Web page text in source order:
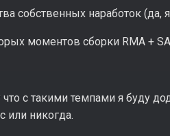
собственных наработок (да,
моментов сборки RMA +
с такими темпами я буду
или никогда.